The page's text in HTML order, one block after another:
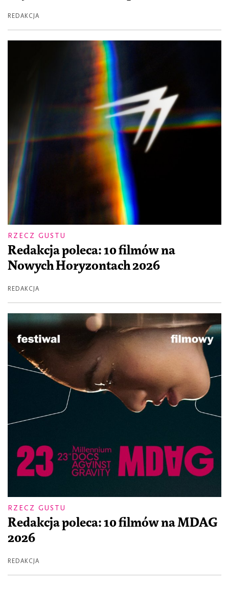
REDAKCJA
RZECZ GUSTU
Redakcja poleca: 10 filmów na
Nowych Horyzontach 2026
REDAKCJA
RZECZ GUSTU
Redakcja poleca: 10 filmów na MDAG
2026
REDAKCJA